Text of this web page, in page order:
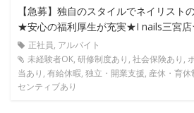
【急募】独自のスタイルでネイリスト
★安心の福利厚生が充実★I nails三宮
正社員, アルバイト
未経験者OK, 研修制度あり, 社会保険あり,
当あり, 有給休暇, 独立・開業支援, 産休・育
センティブあり